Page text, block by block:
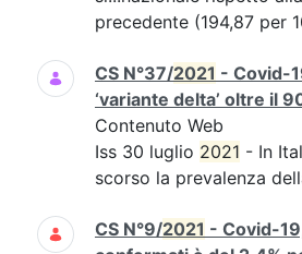
precedente (194,87 per
CS N°37/2021 - Covid-
‘variante delta’ oltre il
Contenuto Web
Iss 30 luglio 2021 - In
scorso la prevalenza
CS N°9/2021 - Covid-